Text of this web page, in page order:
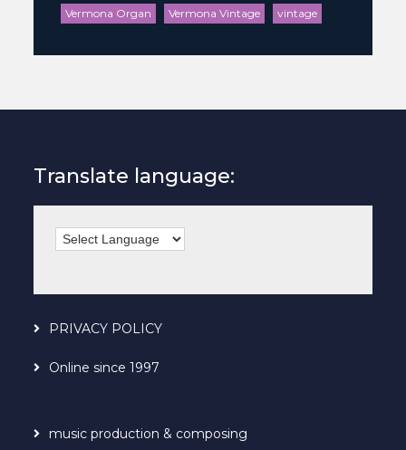
Vermona Organ Vermona Vintage vintage
Translate language:
PRIVACY POLICY
Online since 1997
music production & composing